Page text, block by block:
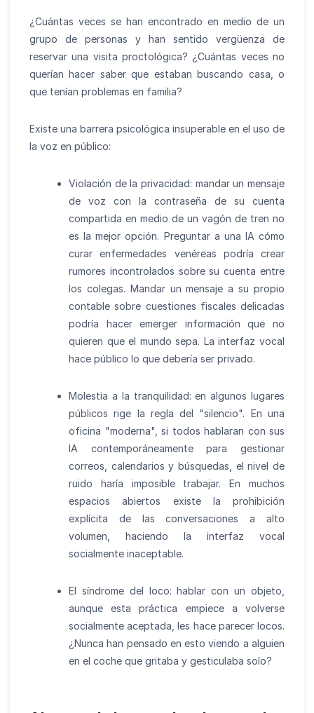
¿Cuántas veces se han encontrado en medio de un
grupo de personas y han sentido vergüenza de
reservar una visita proctológica? ¿Cuántas veces no
querían hacer saber que estaban buscando casa, o
que tenían problemas en familia?
Existe una barrera psicológica insuperable en el uso de
la voz en público:
Violación de la privacidad: mandar un mensaje
de voz con la contraseña de su cuenta
compartida en medio de un vagón de tren no
es la mejor opción. Preguntar a una IA cómo
curar enfermedades venéreas podría crear
rumores incontrolados sobre su cuenta entre
los colegas. Mandar un mensaje a su propio
contable sobre cuestiones fiscales delicadas
podría hacer emerger información que no
quieren que el mundo sepa. La interfaz vocal
hace público lo que debería ser privado.
Molestia a la tranquilidad: en algunos lugares
públicos rige la regla del "silencio". En una
oficina "moderna", si todos hablaran con sus
IA contemporáneamente para gestionar
correos, calendarios y búsquedas, el nivel de
ruido haría imposible trabajar. En muchos
espacios abiertos existe la prohibición
explícita de las conversaciones a alto
volumen, haciendo la interfaz vocal
socialmente inaceptable.
El síndrome del loco: hablar con un objeto,
aunque esta práctica empiece a volverse
socialmente aceptada, les hace parecer locos.
¿Nunca han pensado en esto viendo a alguien
en el coche que gritaba y gesticulaba solo?